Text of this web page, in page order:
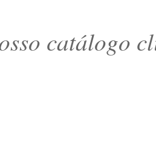
catálogo